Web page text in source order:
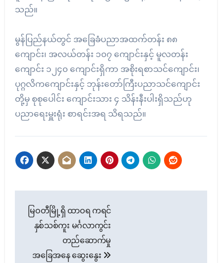
သည်။
မွန်ပြည်နယ်တွင် အခြေခံပညာအထက်တန်း ၈၈
ကျောင်း၊ အလယ်တန်း ၁၀၇ ကျောင်းနှင့် မူလတန်း
ကျောင်း ၁၂၄၀ ကျောင်းရှိကာ အစိုးရစာသင်ကျောင်း၊
ပုဂ္ဂလိကကျောင်းနှင့် ဘုန်းတော်ကြီးပညာသင်ကျောင်း
တို့မှ စုစုပေါင်း ကျောင်းသား ၄ သိန်းနီးပါးရှိသည်ဟု
ပညာရေးမှူးရုံး စာရင်းအရ သိရသည်။
navigation
မြဝတီမြို့ရှိ ထာဝရ ကရင်
နှစ်သစ်ကူး မင်္ဂလာကွင်း
တည်ဆောက်မှု
အခြေအနေ ဆွေးနွေး